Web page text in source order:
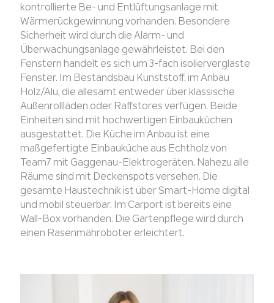
kontrollierte Be- und Entlüftungsanlage mit
Wärmerückgewinnung vorhanden. Besondere
Sicherheit wird durch die Alarm- und
Überwachungsanlage gewährleistet. Bei den
Fenstern handelt es sich um 3-fach isolierverglaste
Fenster. Im Bestandsbau Kunststoff, im Anbau
Holz/Alu, die allesamt entweder über klassische
Außenrollläden oder Raffstores verfügen. Beide
Einheiten sind mit hochwertigen Einbauküchen
ausgestattet. Die Küche im Anbau ist eine
maßgefertigte Einbauküche aus Echtholz von
Team7 mit Gaggenau-Elektrogeräten. Nahezu alle
Räume sind mit Deckenspots versehen. Die
gesamte Haustechnik ist über Smart-Home digital
und mobil steuerbar. Im Carport ist bereits eine
Wall-Box vorhanden. Die Gartenpflege wird durch
einen Rasenmähroboter erleichtert.